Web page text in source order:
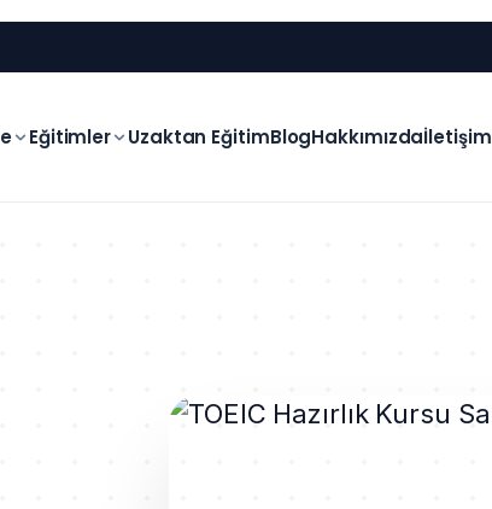
Eğitimler Uzaktan EğitimBlogHakkımızdaİletişim